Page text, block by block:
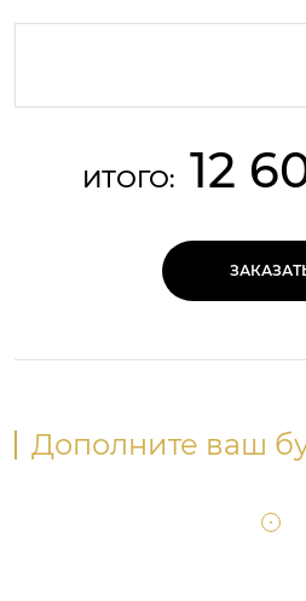
ИТОГО: 12
Дополните ваш